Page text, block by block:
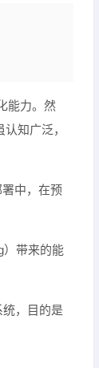
能力。然
知广泛，
中，在预
）带来的能
，目的是